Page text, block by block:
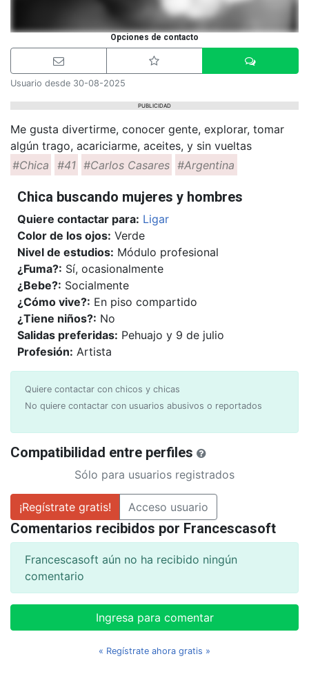
Opciones de contacto
Usuario desde 30-08-2025
PUBLICIDAD
Me gusta divertirme, conocer gente, explorar, tomar
algún trago, acariciarme, aceites, y sin vueltas
#Chica
#41 #Carlos Casares #Argentina
Chica buscando mujeres y hombres
Quiere contactar para: Ligar
Color de los ojos: Verde
Nivel de estudios: Módulo profesional
¿Fuma?: Sí, ocasionalmente
¿Bebe?: Socialmente
¿Cómo vive?: En piso compartido
¿Tiene niños?: No
Salidas preferidas: Pehuajo y 9 de julio
Profesión: Artista
Quiere contactar con chicos y chicas
No quiere contactar con usuarios abusivos o reportados
Compatibilidad entre perfiles
Sólo para usuarios registrados
¡Regístrate gratis! Acceso usuario
Comentarios recibidos por Francescasoft
Francescasoft aún no ha recibido ningún
comentario
Ingresa para comentar
« Regístrate ahora gratis »